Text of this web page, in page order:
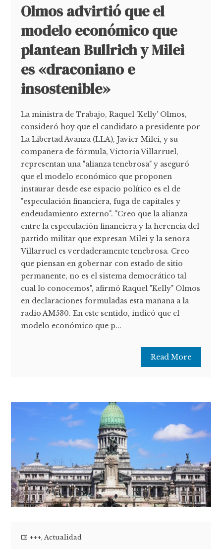
Olmos advirtió que el
modelo económico que
plantean Bullrich y Milei
es «draconiano e
insostenible»
La ministra de Trabajo, Raquel 'Kelly' Olmos,
consideró hoy que el candidato a presidente por
La Libertad Avanza (LLA), Javier Milei, y su
compañera de fórmula, Victoria Villarruel,
representan una "alianza tenebrosa" y aseguró
que el modelo económico que proponen
instaurar desde ese espacio político es el de
"especulación financiera, fuga de capitales y
endeudamiento externo". "Creo que la alianza
entre la especulación financiera y la herencia del
partido militar que expresan Milei y la señora
Villarruel es verdaderamente tenebrosa. Creo
que piensan en gobernar con estado de sitio
permanente, no es el sistema democrático tal
cual lo conocemos", afirmó Raquel "Kelly" Olmos
en declaraciones formuladas esta mañana a la
radio AM530. En este sentido, indicó que el
modelo económico que p...
Read More
+++,Actualidad